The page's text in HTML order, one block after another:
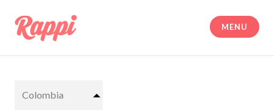
content
Legal | Rappi
MENU
Colombia